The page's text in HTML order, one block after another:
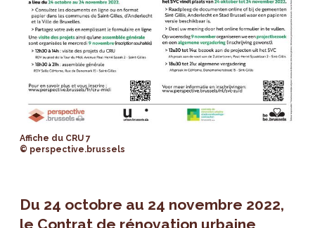
Affiche du CRU 7
© perspective.brussels
Du 24 octobre au 24 novembre 2022,
le Contrat de rénovation urbaine